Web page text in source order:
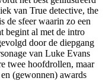
van True detective, the
de sfeer waarin zo een
begint al met de intro
door de diepgang
van Luke Evans
twee hoofdrollen, maar
(gewonnen) awards